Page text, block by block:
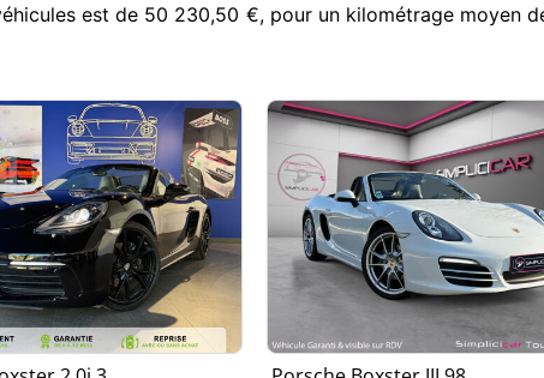
est de 50 230,50 €, pour un kilométrage moyen